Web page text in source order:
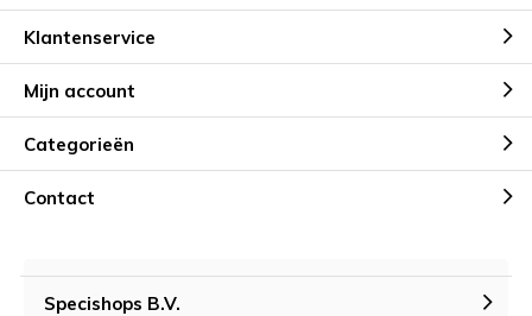
Klantenservice
Mijn account
Categorieën
Contact
Specishops B.V.